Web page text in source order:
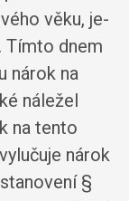
věku, je-
Tímto dnem
nárok na
náležel
na tento
nárok
§